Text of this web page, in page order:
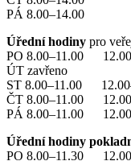
PÁ 8.00–14.00
Úřední hodiny pro
PO 8.00–11.00
ÚT zavřeno
ST 8.00–11.00
ČT 8.00–11.00
PÁ 8.00–11.00
Úřední hodiny
PO 8.00–11.30